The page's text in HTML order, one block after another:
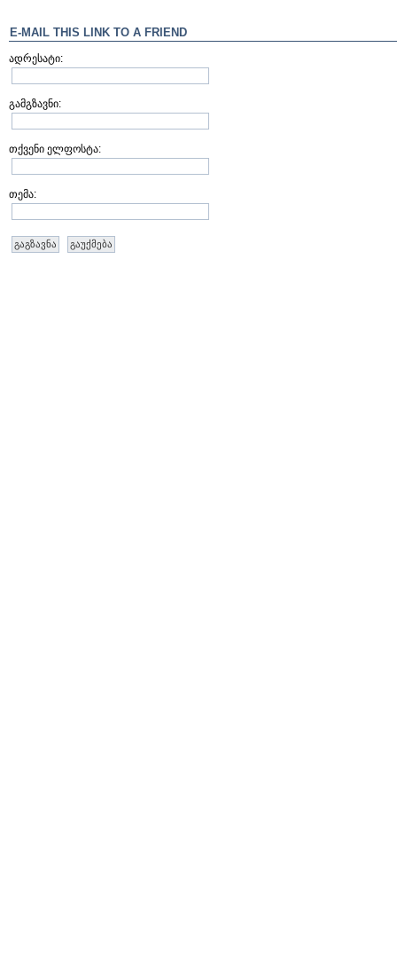
E-MAIL THIS LINK TO A FRIEND
ადრესატი:
გამგზავნი:
თქვენი ელფოსტა:
თემა:
გაგზავნა გაუქმება